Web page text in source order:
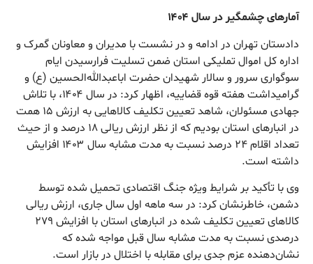
آمار‌های چشمگیر در سال ۱۴۰۴
دادستان تهران در ادامه و در نشست با مدیران و معاونان گمرک و
اداره کل اموال تملیکی استان ضمن تسلیت فرارسیدن ایام
سوگواری سرور و سالار شهیدان حضرت اباعبدالله‌الحسین (ع) و
گرامیداشت هفته قوه قضاییه، اظهار کرد: در سال ۱۴۰۴، با تلاش
جهادی مسئولان، شاهد تعیین تکلیف کالا‌هایی به ارزش ۱۵ همت
در انبار‌های استان بودیم که از نظر ارزش ریالی ۱۸ درصد و از حیث
تعداد اقلام ۲۴ درصد نسبت به مدت مشابه سال ۱۴۰۳ افزایش
داشته است.
وی با تأکید بر شرایط ویژه جنگ اقتصادی تحمیل شده توسط
دشمن، خاطرنشان کرد: در سه ماهه اول سال جاری، ارزش ریالی
کالا‌های تعیین تکلیف شده در انبار‌های استان با افزایش ۲۷۹
درصدی نسبت به مدت مشابه سال قبل مواجه شده که
نشان‌دهنده عزم جدی برای مقابله با اختلال در بازار است.